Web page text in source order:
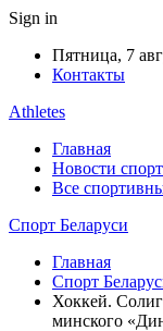
Sign in
Пятница, 7
Контакты
Athletes
Главная
Новости
Все
Спорт Беларуси
Главная
Спорт
Хоккей.
минского